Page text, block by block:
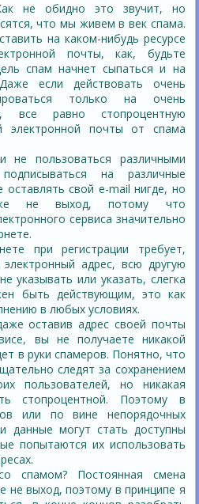
не обидно это звучит, но
что мы живем в век спама.
на каком-нибудь ресурсе
почты, как, будьте
спам начнет сыпаться и на
если действовать очень
только на очень
все равно стопроцентную
электронной почты от спама
пользоваться различными
на различные
оставлять свой e-mail нигде, но
не выход, потому что
сервиса значительно
при регистрации требует,
адрес, всю другую
или указать, слегка
быть действующим, это как
в любых условиях.
оставив адрес своей почты
вы не получаете никакой
в руки спамеров. Понятно, что
следят за сохранением
пользователей, но никакая
стопроцентной. Поэтому в
или по вине непорядочных
данные могут стать доступны
попытаются их использовать
спамом? Постоянная смена
не выход, поэтому в принципе я